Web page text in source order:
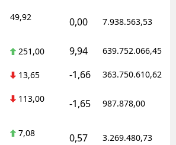
49,92 0,00 7.938.563,53
251,00 9,94 639.752.066,45
13,65 -1,66 363.750.610,62
113,00 -1,65 987.878,00
7,08 0,57 3.269.480,73